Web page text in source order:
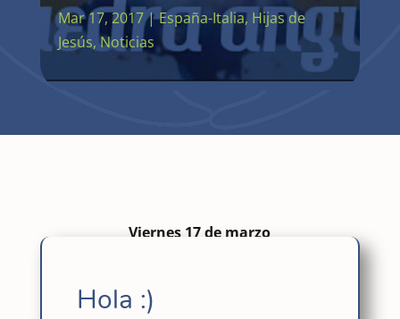
Mar 17, 2017|España-Italia, Hijas de
Jesús,Noticias
Viernes 17 de marzo
Hola :)